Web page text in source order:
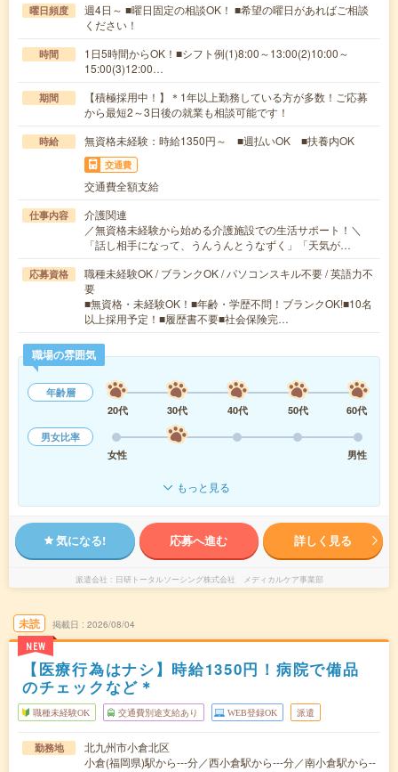
曜日頻度
週4日～ ■曜日固定の相談OK！ ■希望の曜日があればご相談
ください！
時間
1日5時間からOK！■シフト例(1)8:00～13:00(2)10:00～
15:00(3)12:00…
期間
【積極採用中！】＊1年以上勤務している方が多数！ご応募
から最短2～3日後の就業も相談可能です！
時給 無資格未経験：時給1350円～ ■週払いOK ■扶養内OK
交通費
交通費全額支給
仕事内容
介護関連
／無資格未経験から始める介護施設での生活サポート！＼
「話し相手になって、うんうんとうなずく」「天気が…
応募資格
職種未経験OK / ブランクOK / パソコンスキル不要 / 英語力不
要
■無資格・未経験OK！■年齢・学歴不問！ブランクOK!■10名
以上採用予定！■履歴書不要■社会保険完…
職場の雰囲気
年齢層
20代
30代 40代 50代
60代
男女比率
女性
男性
もっと見る
気になる! 応募へ進む 詳しく見る
派遣会社 日研トータルソーシング株式会社 メディカルケア事業部
未読
NEW
掲載日 2026/08/04
【医療行為はナシ】時給1350円！病院で備品
のチェックなど＊
職種未経験OK 交通費別途支給あり WEB登録OK 派遣
勤務地
北九州市小倉北区
小倉(福岡県)駅から---分／西小倉駅から---分／南小倉駅から--